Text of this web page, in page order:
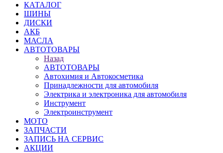
КАТАЛОГ
ШИНЫ
ДИСКИ
АКБ
МАСЛА
АВТОТОВАРЫ
Назад
АВТОТОВАРЫ
Автохимия и Автокосметика
Принадлежности для автомобиля
Электрика и электроника для автомобиля
Инструмент
Электроинструмент
МОТО
ЗАПЧАСТИ
ЗАПИСЬ НА СЕРВИС
АКЦИИ